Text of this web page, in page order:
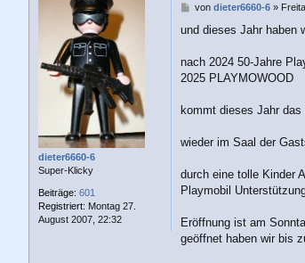
dieter6660-6
Super-Klicky
Beiträge: 601
Registriert: Montag 27.
August 2007, 22:32
B
i
r
a
von dieter6660-6»
und dieses Jahr haben
nach 2024 50-Jahre
2025 PLAYMOWOOD
kommt dieses Jahr das
wieder im Saal der
durch eine tolle Kinder
Playmobil
Eröffnung ist am
geöffnet haben wir bis